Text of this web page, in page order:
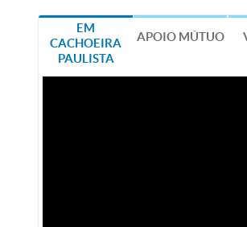
EM
CACHOEIRA
PAULISTA
APOIO MÚTUO